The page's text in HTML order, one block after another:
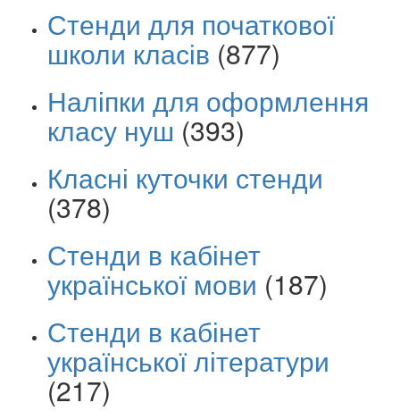
Стенди для початкової
школи класів (877)
Наліпки для оформлення
класу нуш (393)
Класні куточки стенди
(378)
Стенди в кабінет
української мови (187)
Стенди в кабінет
української літератури
(217)